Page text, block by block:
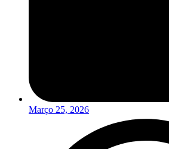
Março 25, 2026